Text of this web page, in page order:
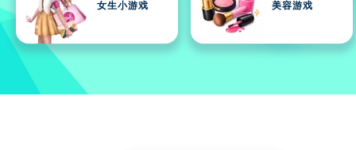
女生小游戏 美容游戏